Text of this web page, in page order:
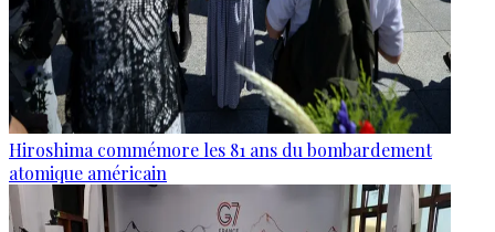
Hiroshima commémore les 81 ans du bombardement
atomique américain